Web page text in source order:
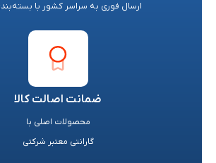
ارسال فوری به سراسر کشور با
ضمانت اصالت کالا
محصولات اصلی با
گارانتی معتبر شرکتی